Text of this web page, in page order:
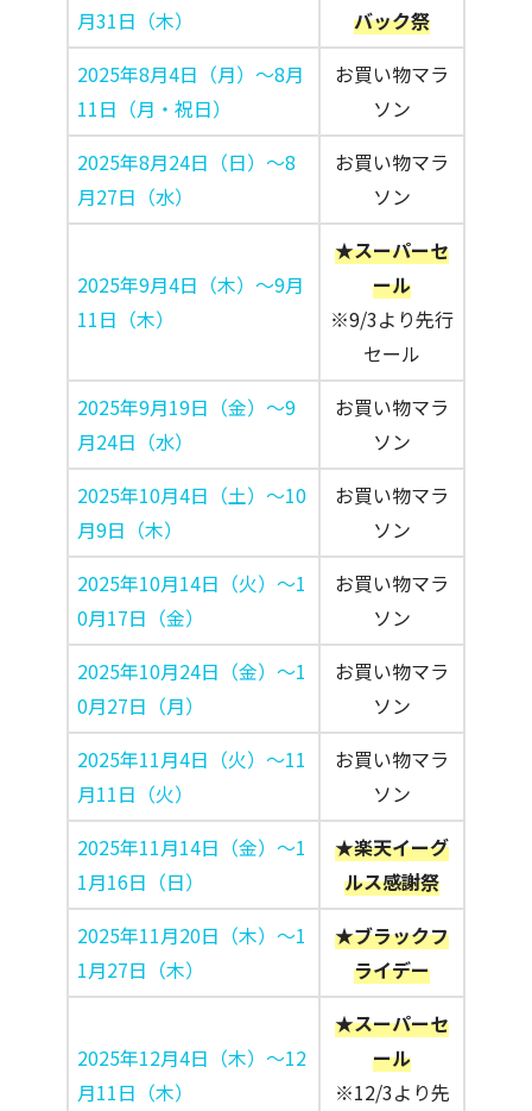
月31日（木）
バック祭
2025年8月4日（月）～8月
11日（月・祝日）
お買い物マラ
ソン
2025年8月24日（日）～8
月27日（水）
お買い物マラ
ソン
2025年9月4日（木）～9月
11日（木）
★スーパーセ
ール
※9/3より先行
セール
2025年9月19日（金）～9
月24日（水）
お買い物マラ
ソン
2025年10月4日（土）～10
月9日（木）
お買い物マラ
ソン
2025年10月14日（火）～1
0月17日（金）
お買い物マラ
ソン
2025年10月24日（金）～1
0月27日（月）
お買い物マラ
ソン
2025年11月4日（火）～11
月11日（火）
お買い物マラ
ソン
2025年11月14日（金）～1
1月16日（日）
★楽天イーグ
ルス感謝祭
2025年11月20日（木）～1
1月27日（木）
★ブラックフ
ライデー
2025年12月4日（木）～12
月11日（木）
★スーパーセ
ール
※12/3より先